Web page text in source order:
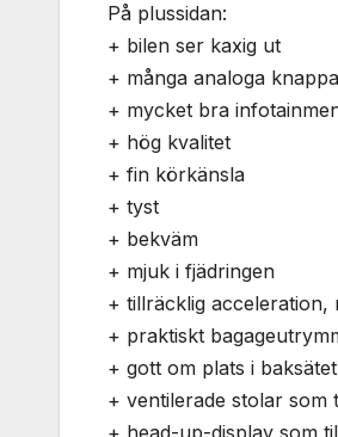
På plussidan:
+ bilen ser kaxig ut
+ många analoga
+ mycket bra
+ hög kvalitet
+ fin körkänsla
+ tyst
+ bekväm
+ mjuk i fjädringen
+ tillräcklig acceleration,
+ praktiskt
+ gott om plats i baksätet
+ ventilerade stolar som